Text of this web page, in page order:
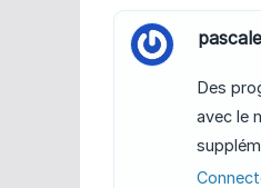
pascale
Des
avec le